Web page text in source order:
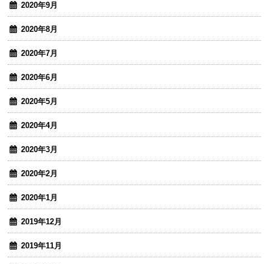
2020年9月
2020年8月
2020年7月
2020年6月
2020年5月
2020年4月
2020年3月
2020年2月
2020年1月
2019年12月
2019年11月